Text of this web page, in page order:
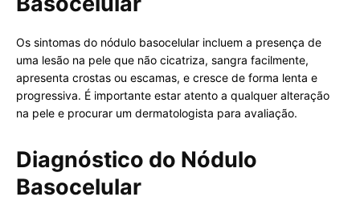
Os sintomas do nódulo basocelular incluem a presença de
uma lesão na pele que não cicatriza, sangra facilmente,
apresenta crostas ou escamas, e cresce de forma lenta e
progressiva. É importante estar atento a qualquer alteração
na pele e procurar um dermatologista para avaliação.
Diagnóstico do Nódulo
Basocelular